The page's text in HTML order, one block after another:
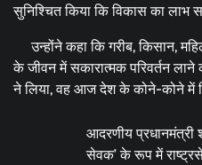
सुनिश्चित किया कि विकास का लाभ
उन्होंने कहा कि गरीब, किसान,
के जीवन में सकारात्मक परिवर्तन लाने
ने लिया, वह आज देश के कोने-कोने में
आदरणीय प्रधानमंत्री
सेवक’ के रूप में